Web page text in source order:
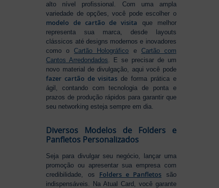
alto nível profissional. Com uma ampla
variedade de opções, você pode escolher o
modelo de cartão de visita que melhor
representa sua marca, desde layouts
clássicos até designs modernos e inovadores
como oCartão Holográfico e Cartão com
Cantos Arredondados. E se precisar de um
novo material de divulgação, aqui você pode
fazer cartão de visitas de forma prática e
ágil, contando com tecnologia de ponta e
prazos de produção rápidos para garantir que
seu networking esteja sempre em dia.
Diversos Modelos de Folders e
Panfletos Personalizados
Seja para divulgar seu negócio, lançar uma
promoção ou apresentar sua empresa com
credibilidade, os Folders e Panfletos são
indispensáveis. Na Atual Card, você garante